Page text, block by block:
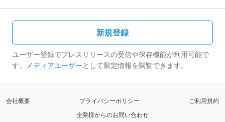
新規登録
ユーザー登録でプレスリリースの受信や保存機能が利用可能で
す。 メディアユーザーとして限定情報を閲覧できます。
会社概要 プライバシーポリシー
ご利用規約
企業様からのお問い合わせ